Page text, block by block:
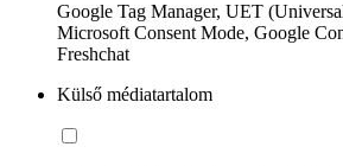
Google Tag Manager, UET
Microsoft Consent Mode, Google
Freshchat
Külső médiatartalom